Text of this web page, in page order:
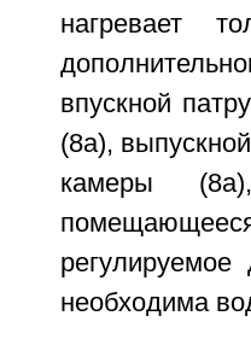
нагревает
впускной
(8а),
камеры
необходима